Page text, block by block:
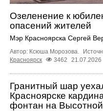
Озеленение к
опасений жителей
Мэр Красноярска Сергей
Автор: Ксюша Морозова.
Красноярск
3462 21.07.2026
Гранитный шар
Красноярске
фонтан на Высотной